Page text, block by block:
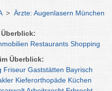
> Ärzte: Augenlasern München
Restaurants Shopping
Überblick:
Friseur Gaststätten Bayrisch
Kieferorthopäde Küchen